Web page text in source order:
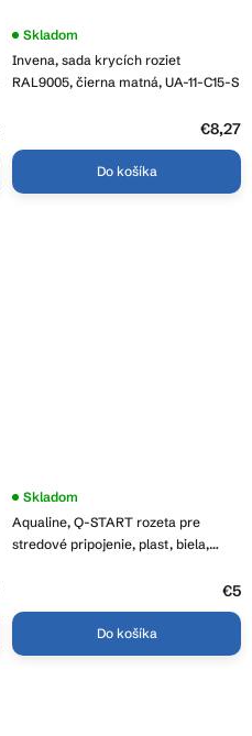
Invena, sada krycích roziet
RAL9005, čierna matná, UA-11-C15-S
Priemerné
produktu
je
Skladom
€8,27
Do košíka
Aqualine, Q-START rozeta pre
stredové pripojenie, plast, biela,
Skladom
€5
Do košíka